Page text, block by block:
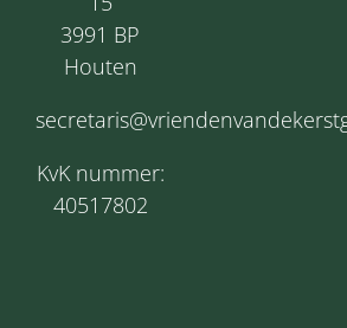
3991 BP
Houten
KvK nummer:
40517802